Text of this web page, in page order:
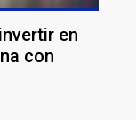
en
con